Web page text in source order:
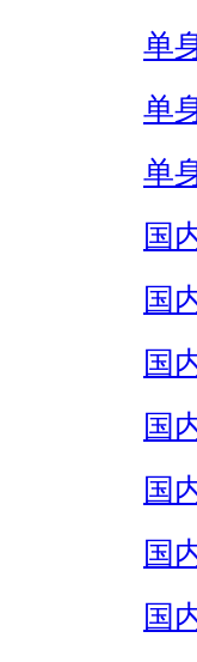
单
单
单
国
国
国
国
国
国
国